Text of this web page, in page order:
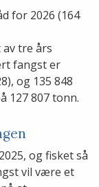
for 2026 (164
tre års
fangst er
og 135 848
127 807 tonn.
og fisket så
vil være et